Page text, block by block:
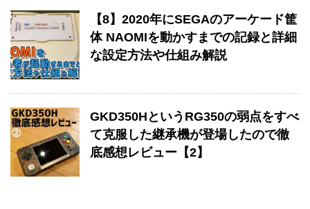
【8】2020年にSEGAのアーケード筐
体 NAOMIを動かすまでの記録と詳細
な設定方法や仕組み解説
GKD350HというRG350の弱点をすべ
て克服した継承機が登場したので徹
底感想レビュー【2】